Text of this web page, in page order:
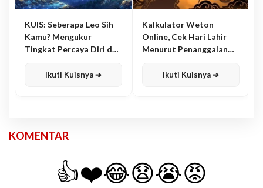
KUIS: Seberapa Leo Sih
Kamu? Mengukur
Tingkat Percaya Diri dan
Ikuti Kuisnya ➔
Kalkulator Weton
Online, Cek Hari Lahir
Menurut Penanggalan
Ikuti Kuisnya ➔
KOMENTAR
👍❤️😂😧😭😡